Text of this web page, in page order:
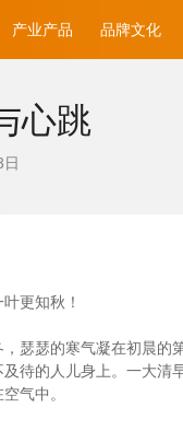
产业产品 品牌文化
心跳
更知秋！
瑟瑟的寒气凝在初晨的
待的人儿身上。一大清
气中。